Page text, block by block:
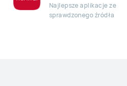
Najlepsze aplikacje ze
sprawdzonego źródła